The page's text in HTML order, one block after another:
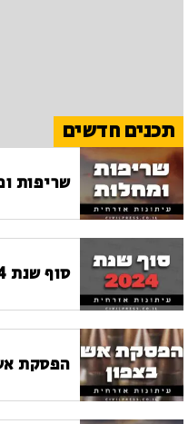
תכנים חדשים
שריפות
סוף שנת 2024
הפסקת